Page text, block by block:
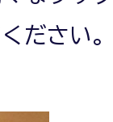
ださい